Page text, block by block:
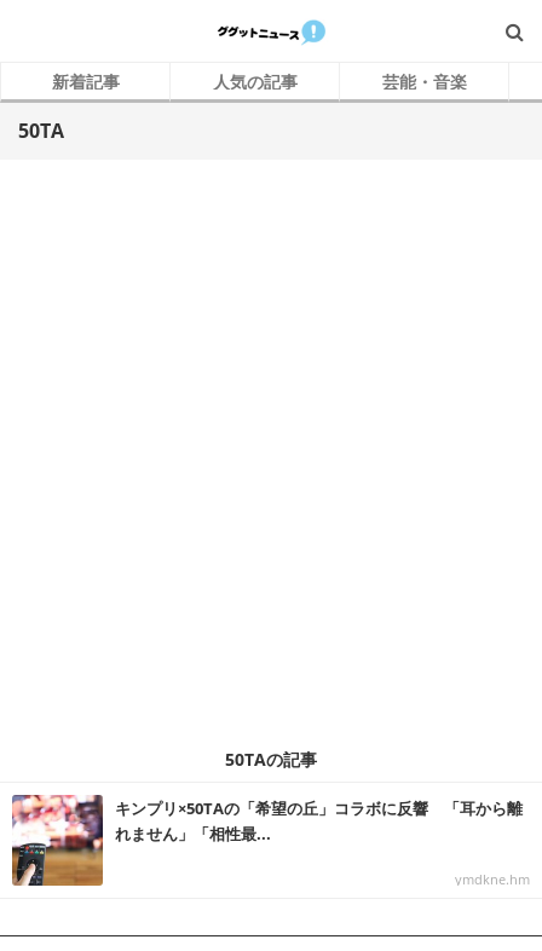
新着記事 人気の記事 芸能・音楽
50TA
50TAの記事
キンプリ×50TAの「希望の丘」コラボに反響 「耳から離
れません」「相性最...
ymdkne.hm